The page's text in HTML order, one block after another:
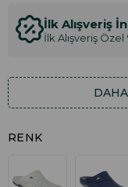
İlk Alışveriş
İlk Alışveriş Özel
RENK